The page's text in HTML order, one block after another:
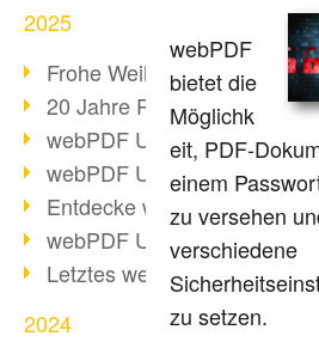
2025
Frohe Weihnachten &
20 Jahre PDF/A
webPDF Update 10.0.3
webPDF Update 10.0.2
Entdecke webPDF 10
webPDF Update 9.0.0.3655
Letztes webPDF 8 Update
2024
webPDF
bietet die
Möglichk
eit, PDF-
einem
zu versehen
verschiedene
zu setzen.